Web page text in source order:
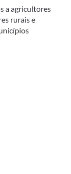
a agricultores
rurais e